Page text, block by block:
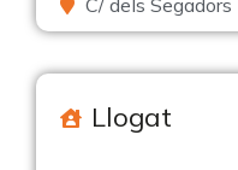
C/ dels Segadors
Llogat